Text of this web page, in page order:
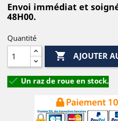
Envoi immédiat et
48H00.
Quantité
 AJOUTER
 Un raz de roue en stock.